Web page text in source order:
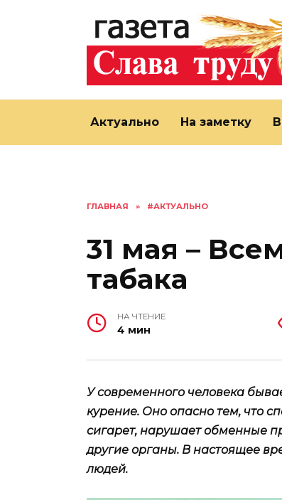
Актуально На заметку
ГЛАВНАЯ » #АКТУАЛЬНО
31 мая –
табака
НА ЧТЕНИЕ
4 мин
У современного человека
курение. Оно опасно тем, что
сигарет, нарушает обменные
другие органы. В настоящее
людей.